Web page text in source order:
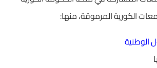
الكورية المرموقة، منها:
الوطنية